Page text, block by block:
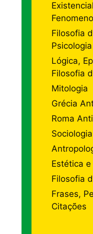
Filosofia
Psicologia
Lógica,
Filosofia
Mitologia
Grécia
Roma
Sociologia
Estética
Filosofia
Frases,
Citações